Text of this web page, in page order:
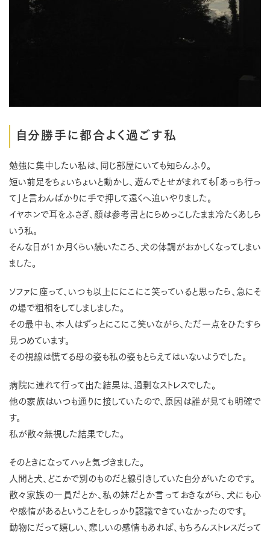
自分勝手に都合よく過ごす私
勉強に集中したい私は、同じ部屋にいても知らんふり。
短い前足をちょいちょいと動かし、遊んでとせがまれても「あっち行っ
て」と言わんばかりに手で押して遠くへ追いやりました。
イヤホンで耳をふさぎ、顔は参考書とにらめっこしたまま冷たくあしら
いう私。
そんな日が1か月くらい続いたころ、犬の体調がおかしくなってしまい
ました。
ソファに座って、いつも以上ににこにこ笑っていると思ったら、急にそ
の場で粗相をしてしましました。
その最中も、本人はずっとにこにこ笑いながら、ただ一点をひたすら
見つめています。
その視線は慌てる母の姿も私の姿もとらえてはいないようでした。
病院に連れて行って出た結果は、過剰なストレスでした。
他の家族はいつも通りに接していたので、原因は誰が見ても明確で
す。
私が散々無視した結果でした。
そのときになってハッと気づきました。
人間と犬、どこかで別のものだと線引きしていた自分がいたのです。
散々家族の一員だとか、私の妹だとか言っておきながら、犬にも心
や感情があるということをしっかり認識できていなかったのです。
動物にだって嬉しい、悲しいの感情もあれば、もちろんストレスだって